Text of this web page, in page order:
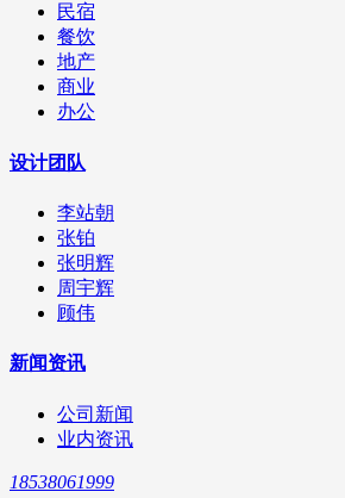
民宿
餐饮
地产
商业
办公
设计团队
李站朝
张铂
张明辉
周宇辉
顾伟
新闻资讯
公司新闻
业内资讯
18538061999